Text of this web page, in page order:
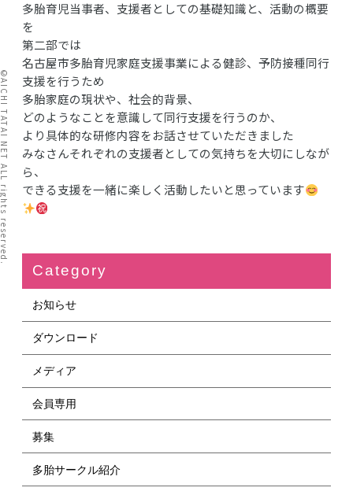
rights reserved.
多胎育児当事者、支援者としての基礎知識と、活動の概要
を
第二部では
名古屋市多胎育児家庭支援事業による健診、予防接種同行
支援を行うため
多胎家庭の現状や、社会的背景、
どのようなことを意識して同行支援を行うのか、
より具体的な研修内容をお話させていただきました
みなさんそれぞれの支援者としての気持ちを大切にしなが
ら、
できる支援を一緒に楽しく活動したいと思っています
Category
お知らせ
ダウンロード
メディア
会員専用
募集
多胎サークル紹介